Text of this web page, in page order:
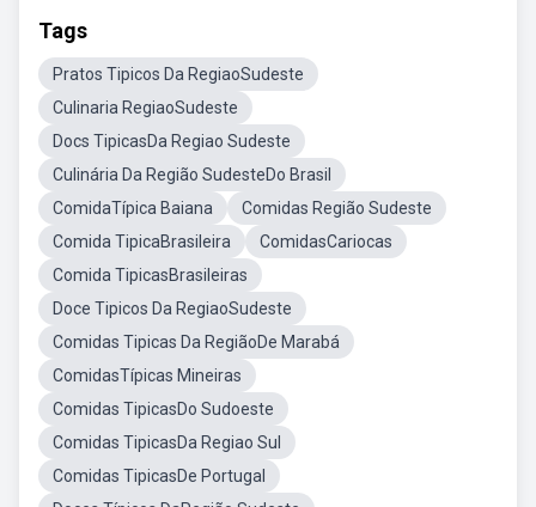
Tags
Pratos Tipicos Da RegiaoSudeste
Culinaria RegiaoSudeste
Docs TipicasDa Regiao Sudeste
Culinária Da Região SudesteDo Brasil
ComidaTípica Baiana
Comidas Região Sudeste
Comida TipicaBrasileira
ComidasCariocas
Comida TipicasBrasileiras
Doce Tipicos Da RegiaoSudeste
Comidas Tipicas Da RegiãoDe Marabá
ComidasTípicas Mineiras
Comidas TipicasDo Sudoeste
Comidas TipicasDa Regiao Sul
Comidas TipicasDe Portugal